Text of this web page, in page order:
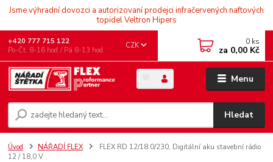
Jsme výhradní dovozci a autorizovaní prodejci infračervených naftových
topidel Veltron Hipers
Menu
CZK
Hledat
+420 777 715 122
Po-Čt, 8-16 hod./ Pá 8-13 hod.
0 ks
za 0,00 Kč
Úvod NÁŘADÍ FLEX
FLEX RD 12/18.0/230, Digitální aku stavební rádio
12 / 18,0 V